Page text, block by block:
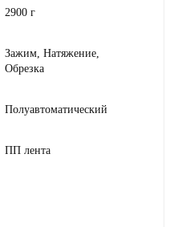
2900 г
Зажим, Натяжение,
Обрезка
Полуавтоматический
ПП лента